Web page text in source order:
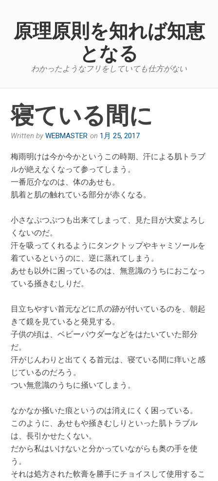
content原理原則を知れば知恵
となる
わかったようなフリをしていても仕方がない
寝ている間に
Written byWEBMASTER on 1月 25, 2017
梅雨明けは今か今かというこの時期、汗による肌トラブ
ルが絶えなくなって参ってしまう。
一番厄介なのは、体のあせも。
肌着と肌の触れている部分が赤くなる。
小さなぷつぷつも出来てしまって、見た目が大変よろし
くないのだ。
汗を吸ってくれるようにタンクトップやキャミソールを
着ているというのに、逆に蒸れてしまう。
あせも以外に困っているのは、無意識のうちにおこなっ
ている掻きむしりだ。
目立ちやすい首元などに爪の跡が付いているのを、朝起
きて鏡を見ていると発見する。
子供の頃は、ベビーパウダーなどをはたいていた部分
だ。
汗がじんわりと出てくる首元は、寝ている間に痒いと感
じているのだろう。
つい無意識のうちに掻いてしまう。
なかなか掻いた痕というのは消えにくく困っている。
このように、あせもや掻きむしりといった肌トラブル
は、長引かせたくない。
だから私はいけないと分かっていながらも奥の手を使
う。
それは処方された軟膏を勝手にチョイスして使用するこ